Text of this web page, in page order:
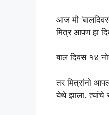
आज मी
मित्र आपण हा
बाल दिवस १४
तर मित्रांनो
येथे झाला. त्यांचे